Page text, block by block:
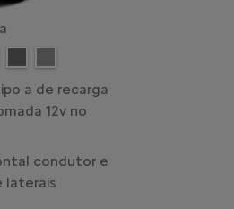
a de recarga
12v no
condutor e
laterais